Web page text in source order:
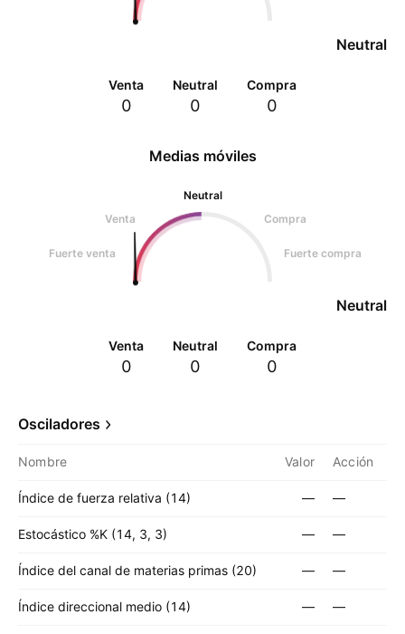
Neutral
Venta
0
Neutral
0
Compra
0
Medias móviles
Neutral
Venta
Compra
Fuerte venta Fuerte compra
Neutral
Venta
0
Neutral
0
Compra
0
Osciladores
Nombre Valor Acción
Índice de fuerza relativa (14) — —
Estocástico %K (14, 3, 3) — —
Índice del canal de materias primas (20) — —
Índice direccional medio (14) — —